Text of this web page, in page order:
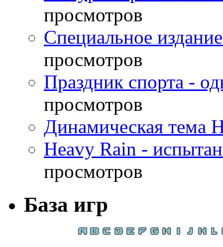
просмотров
Специальное
просмотров
Праздник спорта -
просмотров
Динамическая тема
Heavy Rain -
просмотров
База игр